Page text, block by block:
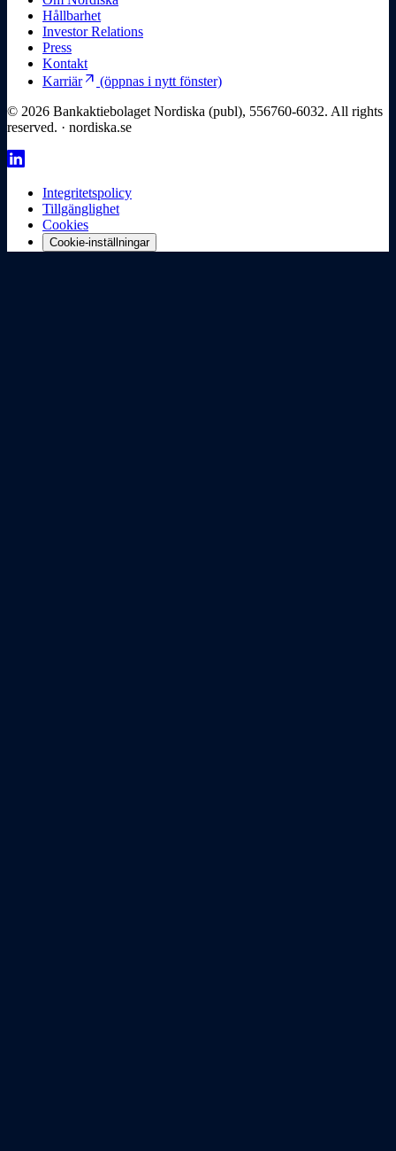
Hållbarhet
Investor Relations
Press
Kontakt
Karriärarrow_outward (öppnas i nytt fönster)
© 2026 Bankaktiebolaget Nordiska (publ), 556760-6032. All rights
reserved. · nordiska.se
Integritetspolicy
Tillgänglighet
Cookies
Cookie-inställningar